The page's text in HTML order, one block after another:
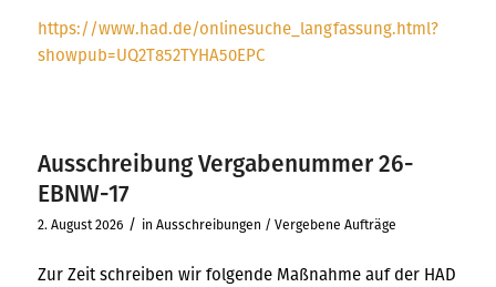
https://www.had.de/onlinesuche_langfassung.html?
showpub=UQ2T852TYHA50EPC
Ausschreibung Vergabenummer 26-
EBNW-17
2. August 2026 / in Ausschreibungen / Vergebene Aufträge
Zur Zeit schreiben wir folgende Maßnahme auf der HAD